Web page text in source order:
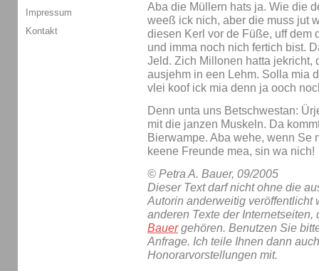
Aba die Müllern hats ja. Wie die
weeß ick nich, aber die muss jut
diesen Kerl vor de Füße, uff dem
und imma noch nich fertich bist.
Jeld. Zich Millonen hatta jekricht,
ausjehm in een Lehm. Solla mia
vlei koof ick mia denn ja ooch
Denn unta uns Betschwestan:
mit die janzen Muskeln. Da
Bierwampe. Aba wehe, wenn Se
keene Freunde mea, sin wa nich!
© Petra A. Bauer, 09/2005
Dieser Text darf nicht ohne die
Autorin anderweitig veröffentlicht
anderen Texte der Internetseiten,
Bauergehören. Benutzen Sie
Anfrage. Ich teile Ihnen dann
Honorarvorstellungen mit.
Impressum
Kontakt